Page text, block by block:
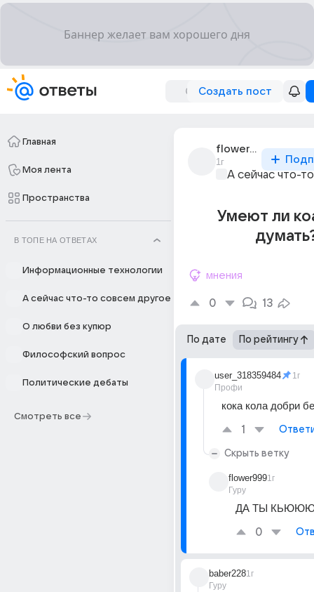
Создать пост
Главная
Моя лента
Пространства
В ТОПЕ НА ОТВЕТАХ
Информационные технологии
А сейчас что-то совсем другое
О любви без купюр
Философский вопрос
Политические дебаты
Смотреть все
flower999
1г
А сейчас что-
Умеют ли
мнения
0 13
По дате По рейтингу
user_318359484
Профи
1г
кока кола добри
1
Скрыть ветку
flower999
Гуру
1г
ДА ТЫ
0
baber228
Гуру
1г